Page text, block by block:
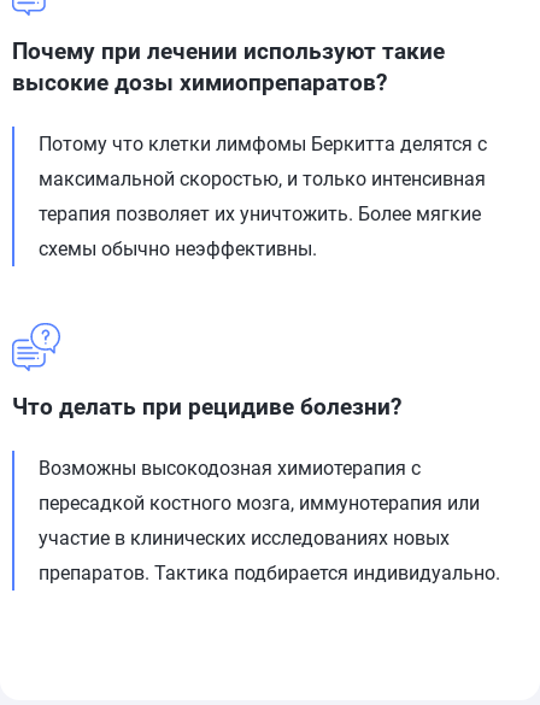
Почему при лечении используют такие
высокие дозы химиопрепаратов?
Потому что клетки лимфомы Беркитта делятся с
максимальной скоростью, и только интенсивная
терапия позволяет их уничтожить. Более мягкие
схемы обычно неэффективны.
Что делать при рецидиве болезни?
Возможны высокодозная химиотерапия с
пересадкой костного мозга, иммунотерапия или
участие в клинических исследованиях новых
препаратов. Тактика подбирается индивидуально.